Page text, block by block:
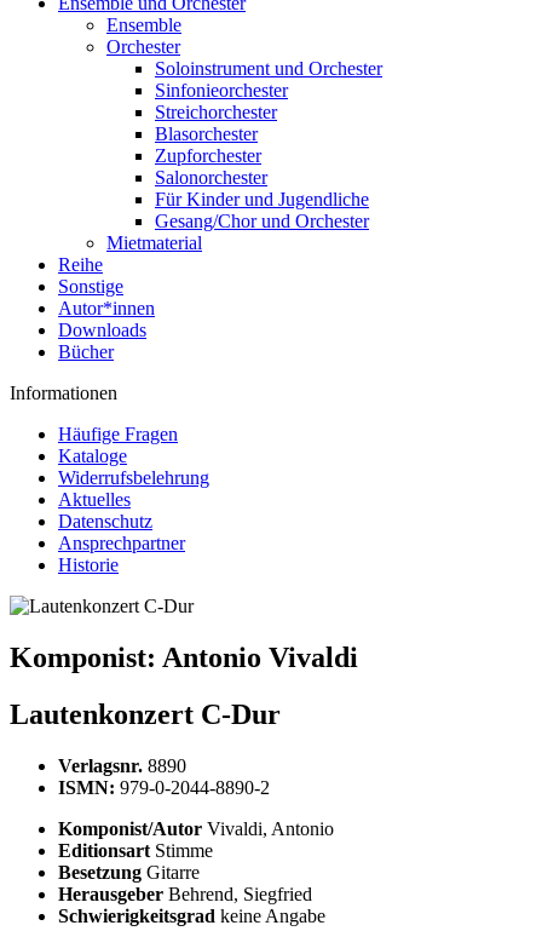
Ensemble
Orchester
Soloinstrument und Orchester
Sinfonieorchester
Streichorchester
Blasorchester
Zupforchester
Salonorchester
Für Kinder und Jugendliche
Gesang/Chor und Orchester
Mietmaterial
Reihe
Sonstige
Autor*innen
Downloads
Bücher
Informationen
Häufige Fragen
Kataloge
Widerrufsbelehrung
Aktuelles
Datenschutz
Ansprechpartner
Historie
Komponist: Antonio Vivaldi
Lautenkonzert C-Dur
Verlagsnr. 8890
ISMN: 979-0-2044-8890-2
Komponist/Autor Vivaldi, Antonio
Editionsart Stimme
Besetzung Gitarre
Herausgeber Behrend, Siegfried
Schwierigkeitsgrad keine Angabe